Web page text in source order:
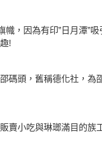
幟，因為有印”日月潭”
!
碼頭，舊稱德化社，為
賣小吃與琳瑯滿目的族